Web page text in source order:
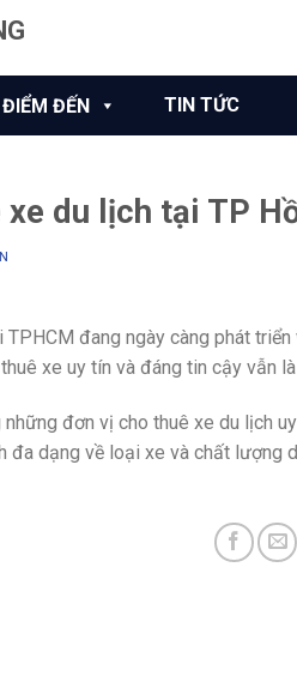
ĐIỂM ĐẾN TIN TỨC
xe du lịch tại TP
TPHCM đang ngày càng phát
xe uy tín và đáng tin cậy vẫn
những đơn vị cho thuê xe du lịch
đa dạng về loại xe và chất lượng